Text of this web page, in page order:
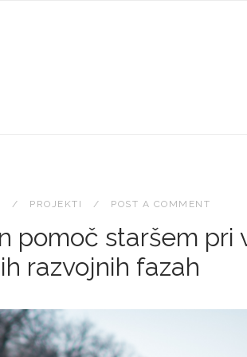
PROJEKTI POST A COMMENT
pomoč staršem pri
razvojnih fazah